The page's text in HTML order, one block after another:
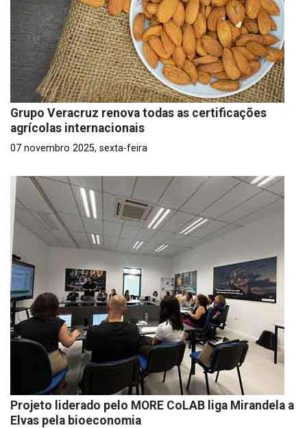
Grupo Veracruz renova todas as certificações
agrícolas internacionais
07 novembro 2025, sexta-feira
Projeto liderado pelo MORE CoLAB liga Mirandela a
Elvas pela bioeconomia